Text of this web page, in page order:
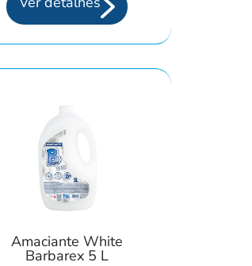
Amaciante White
Barbarex 5 L